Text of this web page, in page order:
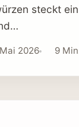
steckt
Mai 2026 9